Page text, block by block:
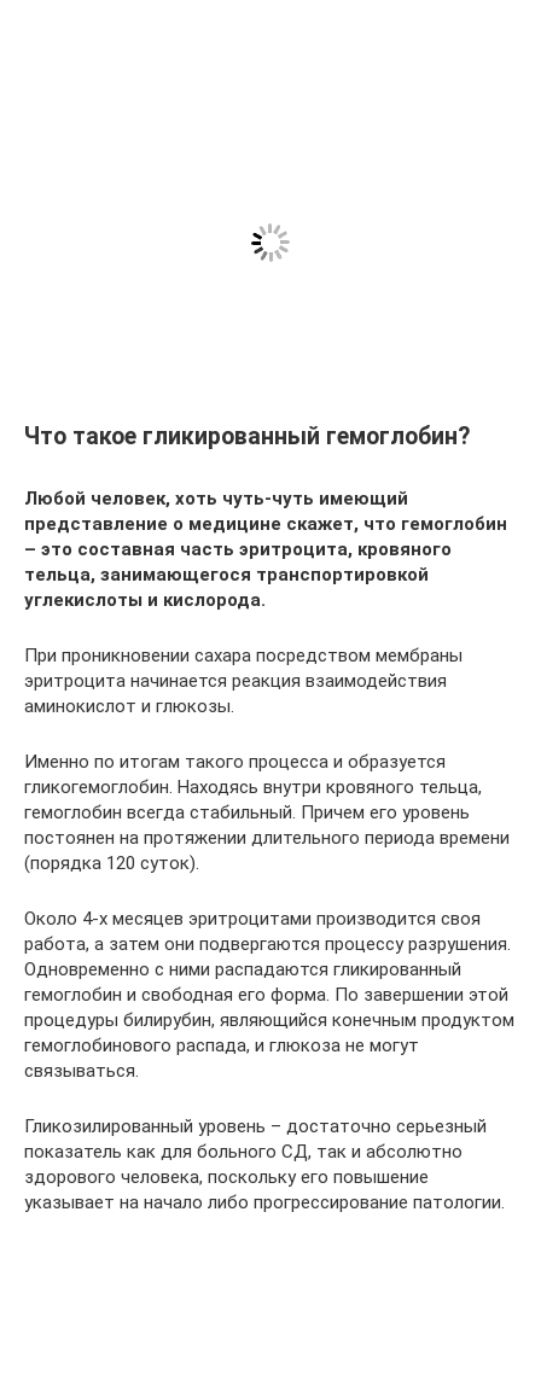
Что такое гликированный гемоглобин?
Любой человек, хоть чуть-чуть имеющий
представление о медицине скажет, что гемоглобин
– это составная часть эритроцита, кровяного
тельца, занимающегося транспортировкой
углекислоты и кислорода.
При проникновении сахара посредством мембраны
эритроцита начинается реакция взаимодействия
аминокислот и глюкозы.
Именно по итогам такого процесса и образуется
гликогемоглобин. Находясь внутри кровяного тельца,
гемоглобин всегда стабильный. Причем его уровень
постоянен на протяжении длительного периода времени
(порядка 120 суток).
Около 4-х месяцев эритроцитами производится своя
работа, а затем они подвергаются процессу разрушения.
Одновременно с ними распадаются гликированный
гемоглобин и свободная его форма. По завершении этой
процедуры билирубин, являющийся конечным продуктом
гемоглобинового распада, и глюкоза не могут
связываться.
Гликозилированный уровень – достаточно серьезный
показатель как для больного СД, так и абсолютно
здорового человека, поскольку его повышение
указывает на начало либо прогрессирование патологии.